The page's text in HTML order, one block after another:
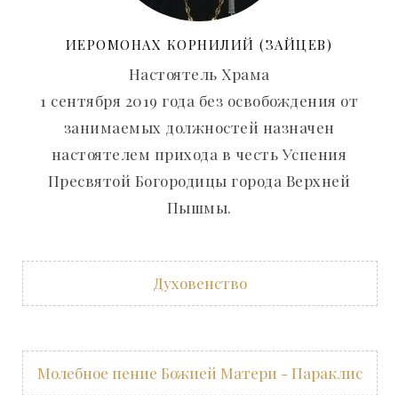
ИЕРОМОНАХ КОРНИЛИЙ (ЗАЙЦЕВ)
Настоятель Храма
1 сентября 2019 года без освобождения от
занимаемых должностей назначен
настоятелем прихода в честь Успения
Пресвятой Богородицы города Верхней
Пышмы.
Духовенство
Молебное пение Божией Матери - Параклис